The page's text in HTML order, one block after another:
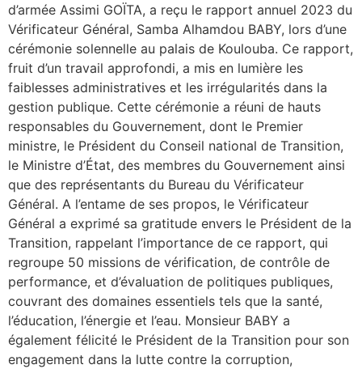
d’armée Assimi GOÏTA, a reçu le rapport annuel 2023 du
Vérificateur Général, Samba Alhamdou BABY, lors d’une
cérémonie solennelle au palais de Koulouba. Ce rapport,
fruit d’un travail approfondi, a mis en lumière les
faiblesses administratives et les irrégularités dans la
gestion publique. Cette cérémonie a réuni de hauts
responsables du Gouvernement, dont le Premier
ministre, le Président du Conseil national de Transition,
le Ministre d’État, des membres du Gouvernement ainsi
que des représentants du Bureau du Vérificateur
Général. A l’entame de ses propos, le Vérificateur
Général a exprimé sa gratitude envers le Président de la
Transition, rappelant l’importance de ce rapport, qui
regroupe 50 missions de vérification, de contrôle de
performance, et d’évaluation de politiques publiques,
couvrant des domaines essentiels tels que la santé,
l’éducation, l’énergie et l’eau. Monsieur BABY a
également félicité le Président de la Transition pour son
engagement dans la lutte contre la corruption,